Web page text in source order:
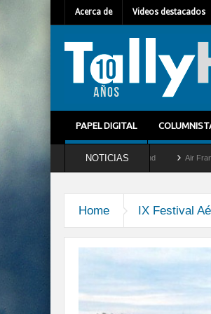
Acerca de Videos destacados
PAPEL DIGITAL
NOTICIAS
del servicio al C-2 Greyhound Air France-KLM
Home IX Festival